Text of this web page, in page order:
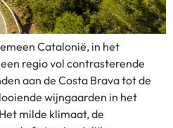
Catalonië, in het
regio vol contrasterende
aan de Costa Brava tot de
wijngaarden in het
milde klimaat, de